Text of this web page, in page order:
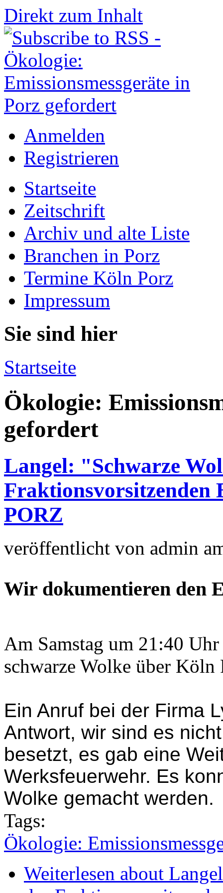
Direkt zum Inhalt
Anmelden
Registrieren
Startseite
Zeitschrift
Archiv und alte Liste
Branchen in Porz
Termine Köln Porz
Impressum
Sie sind hier
Startseite
Ökologie:
gefordert
Langel: "Schwarze
Fraktionsvorsitzenden
PORZ
veröffentlicht von admin
Wir dokumentieren den
Am Samstag um 21:40
schwarze Wolke über
Ein Anruf bei der Firma
Antwort, wir sind es
besetzt, es gab eine
Werksfeuerwehr. Es
Wolke gemacht werden.
Tags:
Ökologie:
Weiterlesen about